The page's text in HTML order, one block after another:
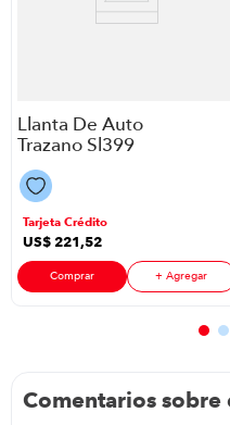
Llanta De Auto
Trazano Sl399
R/T P88635 |
Lt285/70R17
Tarjeta Crédito
US$221,52
Comprar + Agregar
Comentarios